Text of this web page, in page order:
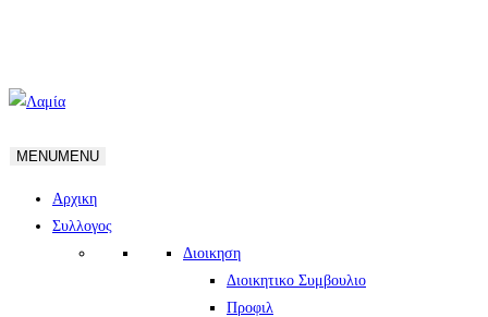
MENUMENU
Αρχικη
Συλλογος
Διοικηση
Διοικητικο Συμβουλιο
Προφιλ